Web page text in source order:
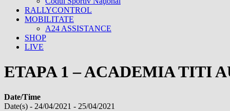
RALLYCONTROL
MOBILITATE
A24 ASSISTANCE
SHOP
LIVE
ETAPA 1 – ACADEMIA TITI
Date/Time
Date(s) - 24/04/2021 - 25/04/2021